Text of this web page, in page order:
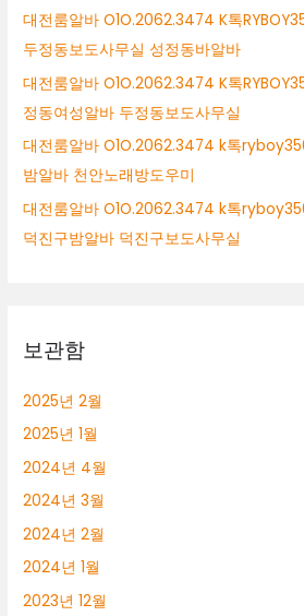
대전룸알바 O1O.2062.3474 K톡
두정동보도사무실 성정동바알바
대전룸알바 O1O.2062.3474 K톡
정동여성알바 두정동보도사무실
대전룸알바 O1O.2062.3474 k톡
밤알바 천안노래방도우미
대전룸알바 O1O.2062.3474 k톡
덕진구밤알바 덕진구보도사무실
보관함
2025년 2월
2025년 1월
2024년 4월
2024년 3월
2024년 2월
2024년 1월
2023년 12월